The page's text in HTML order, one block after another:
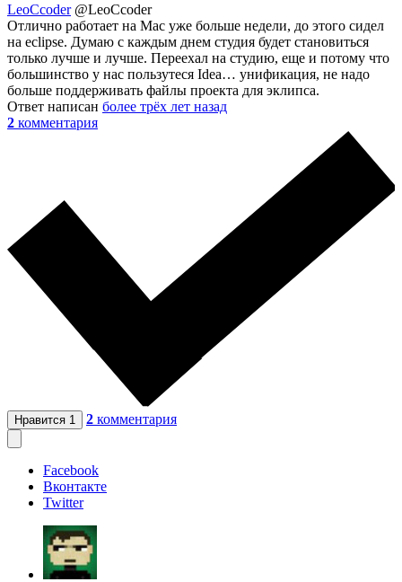
LeoCcoder @LeoCcoder
Отлично работает на Mac уже больше недели, до этого сидел
на eclipse. Думаю с каждым днем студия будет становиться
только лучше и лучше. Переехал на студию, еще и потому что
большинство у нас пользутеся Idea… унификация, не надо
больше поддерживать файлы проекта для эклипса.
Ответ написан более трёх лет назад
2 комментария
Нравится 1 2 комментария
Facebook
Вконтакте
Twitter